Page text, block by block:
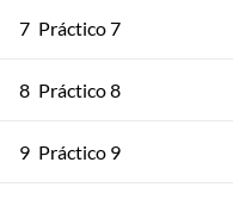
7 Práctico 7
8 Práctico 8
9 Práctico 9